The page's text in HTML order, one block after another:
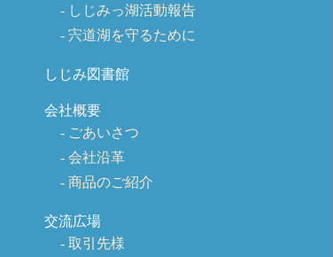
しじみっ湖活動報告
宍道湖を守るために
しじみ図書館
会社概要
ごあいさつ
会社沿革
商品のご紹介
交流広場
取引先様